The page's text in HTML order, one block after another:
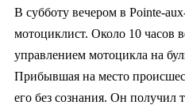
В субботу вечером в Pointe-
мотоциклист. Около 10 часов
управлением мотоцикла на
Прибывшая на место
его без сознания. Он